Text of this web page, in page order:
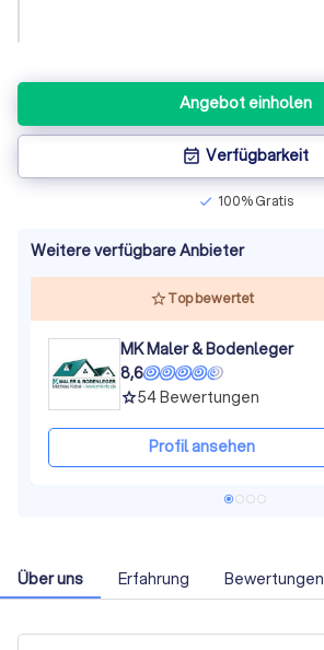
Angebot einholen
event_available Verfügbarkeit
check 100% Gratis
Weitere verfügbare Anbieter
Top bewertet
MK Maler & Bodenleger
8,6
grade54Bewertungen
Profil ansehen
Über uns Erfahrung Bewertungen